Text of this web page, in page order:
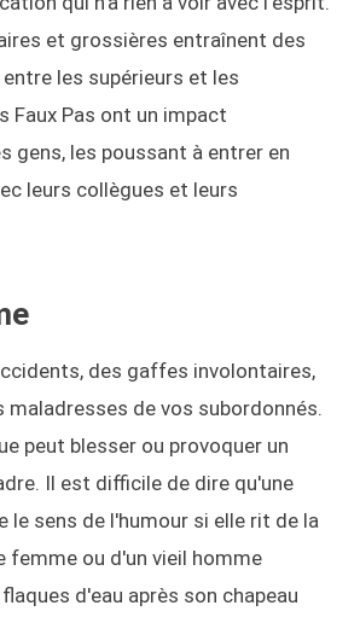
et grossières entraînent des
les supérieurs et les
Faux Pas ont un impact
gens, les poussant à entrer en
leurs collègues et leurs
des gaffes involontaires,
maladresses de vos subordonnés.
peut blesser ou provoquer un
Il est difficile de dire qu'une
le sens de l'humour si elle rit de la
femme ou d'un vieil homme
d'eau après son chapeau